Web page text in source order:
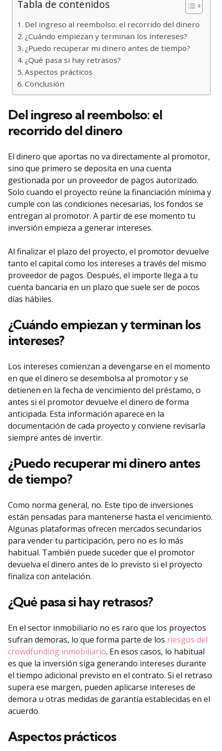
Tabla de contenidos
Del ingreso al reembolso: el recorrido del dinero
¿Cuándo empiezan y terminan los intereses?
¿Puedo recuperar mi dinero antes de tiempo?
¿Qué pasa si hay retrasos?
Aspectos prácticos
Conclusión
Del ingreso al reembolso: el
recorrido del dinero
El dinero que aportas no va directamente al promotor,
sino que primero se deposita en una cuenta
gestionada por un proveedor de pagos autorizado.
Solo cuando el proyecto reúne la financiación mínima y
cumple con las condiciones necesarias, los fondos se
entregan al promotor. A partir de ese momento tu
inversión empieza a generar intereses.
Al finalizar el plazo del proyecto, el promotor devuelve
tanto el capital como los intereses a través del mismo
proveedor de pagos. Después, el importe llega a tu
cuenta bancaria en un plazo que suele ser de pocos
días hábiles.
¿Cuándo empiezan y terminan los
intereses?
Los intereses comienzan a devengarse en el momento
en que el dinero se desembolsa al promotor y se
detienen en la fecha de vencimiento del préstamo, o
antes si el promotor devuelve el dinero de forma
anticipada. Esta información aparece en la
documentación de cada proyecto y conviene revisarla
siempre antes de invertir.
¿Puedo recuperar mi dinero antes
de tiempo?
Como norma general, no. Este tipo de inversiones
están pensadas para mantenerse hasta el vencimiento.
Algunas plataformas ofrecen mercados secundarios
para vender tu participación, pero no es lo más
habitual. También puede suceder que el promotor
devuelva el dinero antes de lo previsto si el proyecto
finaliza con antelación.
¿Qué pasa si hay retrasos?
En el sector inmobiliario no es raro que los proyectos
sufran demoras, lo que forma parte de los riesgos del
crowdfunding inmobiliario. En esos casos, lo habitual
es que la inversión siga generando intereses durante
el tiempo adicional previsto en el contrato. Si el retraso
supera ese margen, pueden aplicarse intereses de
demora u otras medidas de garantía establecidas en el
acuerdo.
Aspectos prácticos